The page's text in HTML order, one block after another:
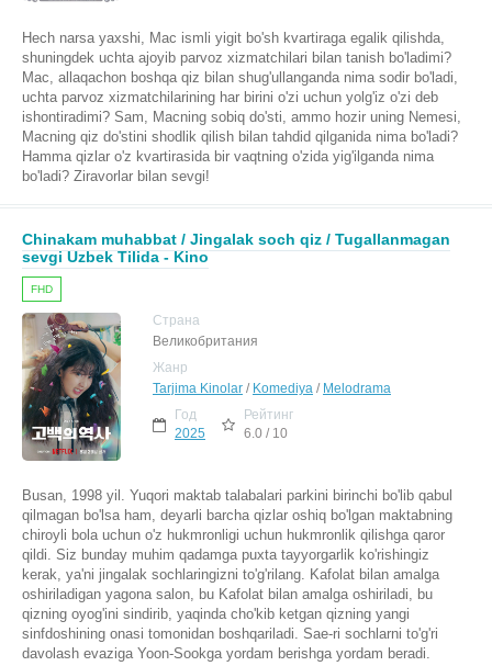
Hech narsa yaxshi, Mac ismli yigit bo'sh kvartiraga egalik qilishda,
shuningdek uchta ajoyib parvoz xizmatchilari bilan tanish bo'ladimi?
Mac, allaqachon boshqa qiz bilan shug'ullanganda nima sodir bo'ladi,
uchta parvoz xizmatchilarining har birini o'zi uchun yolg'iz o'zi deb
ishontiradimi? Sam, Macning sobiq do'sti, ammo hozir uning Nemesi,
Macning qiz do'stini shodlik qilish bilan tahdid qilganida nima bo'ladi?
Hamma qizlar o'z kvartirasida bir vaqtning o'zida yig'ilganda nima
bo'ladi? Ziravorlar bilan sevgi!
Chinakam muhabbat / Jingalak soch qiz / Tugallanmagan
sevgi Uzbek Tilida - Kino
FHD
Страна
Великобритания
Жанр
Tarjima Kinolar / Komediya / Melodrama
Год
2025
Рейтинг
6.0 / 10
Busan, 1998 yil. Yuqori maktab talabalari parkini birinchi bo'lib qabul
qilmagan bo'lsa ham, deyarli barcha qizlar oshiq bo'lgan maktabning
chiroyli bola uchun o'z hukmronligi uchun hukmronlik qilishga qaror
qildi. Siz bunday muhim qadamga puxta tayyorgarlik ko'rishingiz
kerak, ya'ni jingalak sochlaringizni to'g'rilang. Kafolat bilan amalga
oshiriladigan yagona salon, bu Kafolat bilan amalga oshiriladi, bu
qizning oyog'ini sindirib, yaqinda cho'kib ketgan qizning yangi
sinfdoshining onasi tomonidan boshqariladi. Sae-ri sochlarni to'g'ri
davolash evaziga Yoon-Sookga yordam berishga yordam beradi.